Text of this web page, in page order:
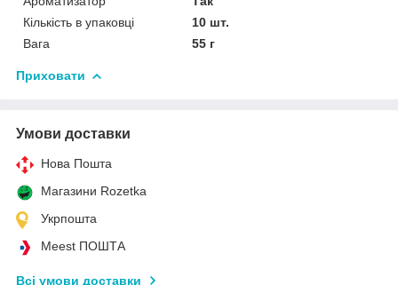
Кількість в упаковці
10 шт.
Вага
55 г
Приховати
Умови доставки
Нова Пошта
Магазини Rozetka
Укрпошта
Meest ПОШТА
Всі умови доставки